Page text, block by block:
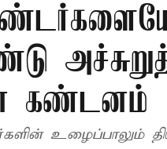
கண்டனம்
உழைப்பாலும்